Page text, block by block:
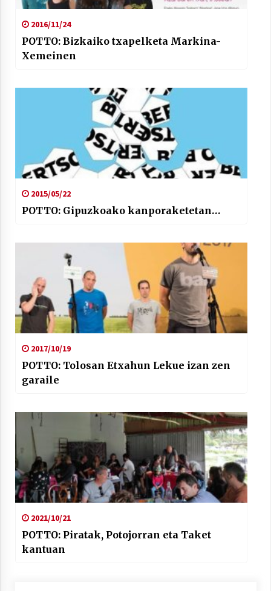
2016/11/24
POTTO: Bizkaiko txapelketa Markina-
Xemeinen
2015/05/22
POTTO: Gipuzkoako kanporaketetan…
2017/10/19
POTTO: Tolosan Etxahun Lekue izan zen
garaile
2021/10/21
POTTO: Piratak, Potojorran eta Taket
kantuan